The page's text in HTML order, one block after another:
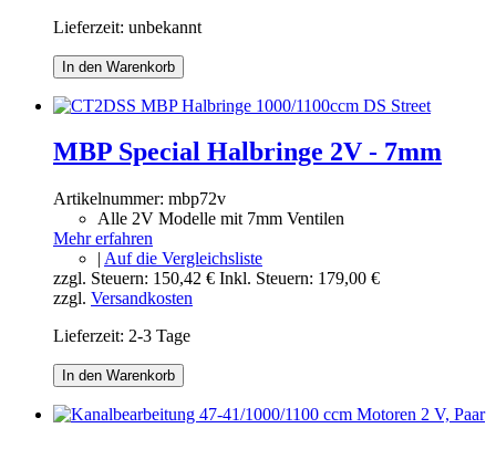
Lieferzeit: unbekannt
In den Warenkorb
MBP Special Halbringe 2V - 7mm
Artikelnummer: mbp72v
Alle 2V Modelle mit 7mm Ventilen
Mehr erfahren
| Auf die Vergleichsliste
zzgl. Steuern: 150,42 € Inkl. Steuern: 179,00 €
zzgl. Versandkosten
Lieferzeit: 2-3 Tage
In den Warenkorb